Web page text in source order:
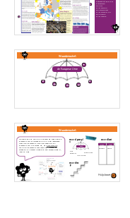
gemeenschappelijk
emigreren
de eis
het welzijn
de grondwet
het standpunt
de fractie
het comité
Woordenschat
de Europese Unie
Woordenschat
eten
het
ontbijt
Schrijf de betekenis voor jezelf op. Horen er
Hulpkaart
woordparapl
u
woordtra
p
woordkast